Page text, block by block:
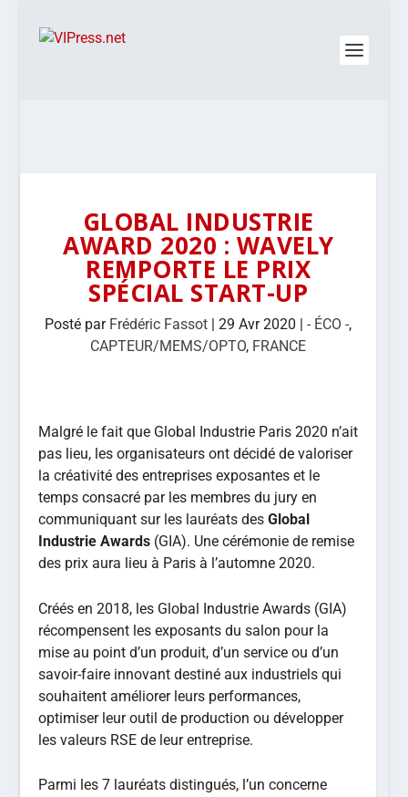
GLOBAL INDUSTRIE
AWARD 2020 : WAVELY
REMPORTE LE PRIX
SPÉCIAL START-UP
Posté par Frédéric Fassot |29 Avr 2020 |- ÉCO -,
CAPTEUR/MEMS/OPTO, FRANCE
Malgré le fait que Global Industrie Paris 2020 n’ait
pas lieu, les organisateurs ont décidé de valoriser
la créativité des entreprises exposantes et le
temps consacré par les membres du jury en
communiquant sur les lauréats desGlobal
Industrie Awards (GIA). Une cérémonie de remise
des prix aura lieu à Paris à l’automne 2020.
Créés en 2018, les Global Industrie Awards (GIA)
récompensent les exposants du salon pour la
mise au point d’un produit, d’un service ou d’un
savoir-faire innovant destiné aux industriels qui
souhaitent améliorer leurs performances,
optimiser leur outil de production ou développer
les valeurs RSE de leur entreprise.
Parmi les 7 lauréats distingués, l’un concerne